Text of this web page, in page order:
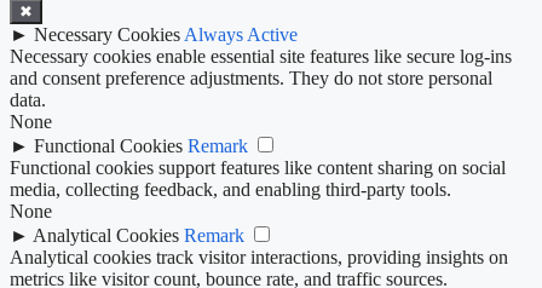
✖
► Necessary Cookies Always Active
Necessary cookies enable essential site features like secure log-ins
and consent preference adjustments. They do not store personal
data.
None
► Functional Cookies Remark
Functional cookies support features like content sharing on social
media, collecting feedback, and enabling third-party tools.
None
► Analytical Cookies Remark
Analytical cookies track visitor interactions, providing insights on
metrics like visitor count, bounce rate, and traffic sources.